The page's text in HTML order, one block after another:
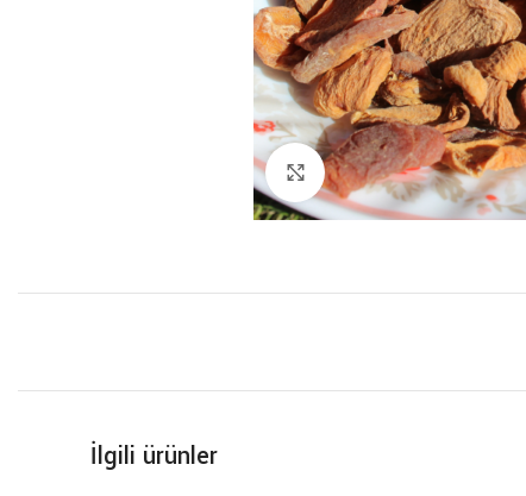
Click to enlarge
İlgili ürünler